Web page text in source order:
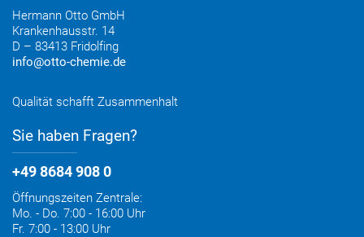
Entsorgung & Verpackungsrücknahme
Hermann Otto GmbH
Krankenhausstr. 14
D – 83413 Fridolfing
info@otto-chemie.de
Qualität schafft Zusammenhalt
Sie haben Fragen?
+49 8684 908 0
Öffnungszeiten Zentrale:
Mo. - Do. 7:00 - 16:00 Uhr
Fr. 7:00 - 13:00 Uhr